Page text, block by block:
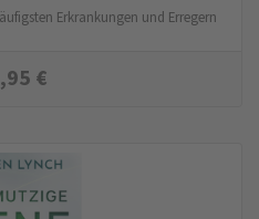
Erkrankungen und Erregern
€